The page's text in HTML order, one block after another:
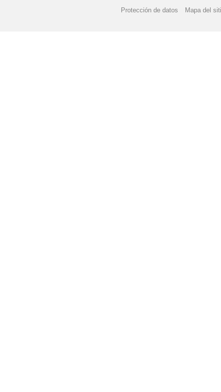
Protección de datos Mapa del